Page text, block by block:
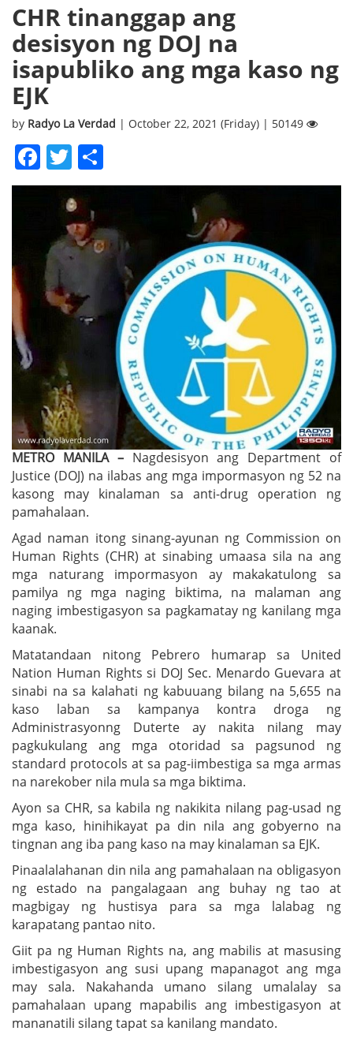
CHR tinanggap ang
desisyon ng DOJ na
isapubliko ang mga kaso ng
EJK
by Radyo La Verdad | October 22, 2021 (Friday) | 50149
Facebook
Twitter
METRO MANILA – Nagdesisyon ang Department of
Justice (DOJ) na ilabas ang mga impormasyon ng 52 na
kasong may kinalaman sa anti-drug operation ng
pamahalaan.
Agad naman itong sinang-ayunan ng Commission on
Human Rights (CHR) at sinabing umaasa sila na ang
mga naturang impormasyon ay makakatulong sa
pamilya ng mga naging biktima, na malaman ang
naging imbestigasyon sa pagkamatay ng kanilang mga
kaanak.
Matatandaan nitong Pebrero humarap sa United
Nation Human Rights si DOJ Sec. Menardo Guevara at
sinabi na sa kalahati ng kabuuang bilang na 5,655 na
kaso laban sa kampanya kontra droga ng
Administrasyonng Duterte ay nakita nilang may
pagkukulang ang mga otoridad sa pagsunod ng
standard protocols at sa pag-iimbestiga sa mga armas
na narekober nila mula sa mga biktima.
Ayon sa CHR, sa kabila ng nakikita nilang pag-usad ng
mga kaso, hinihikayat pa din nila ang gobyerno na
tingnan ang iba pang kaso na may kinalaman sa EJK.
Pinaalalahanan din nila ang pamahalaan na obligasyon
ng estado na pangalagaan ang buhay ng tao at
magbigay ng hustisya para sa mga lalabag ng
karapatang pantao nito.
Giit pa ng Human Rights na, ang mabilis at masusing
imbestigasyon ang susi upang mapanagot ang mga
may sala. Nakahanda umano silang umalalay sa
pamahalaan upang mapabilis ang imbestigasyon at
mananatili silang tapat sa kanilang mandato.